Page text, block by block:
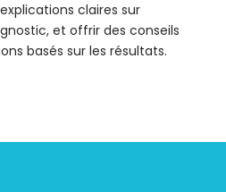
claires sur
et offrir des conseils
basés sur les résultats.